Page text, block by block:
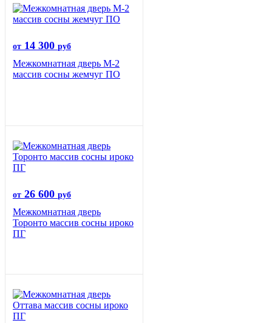
от 14 300 руб
Межкомнатная дверь М-2
массив сосны жемчуг ПО
от 26 600 руб
Межкомнатная дверь
Торонто массив сосны ироко
ПГ